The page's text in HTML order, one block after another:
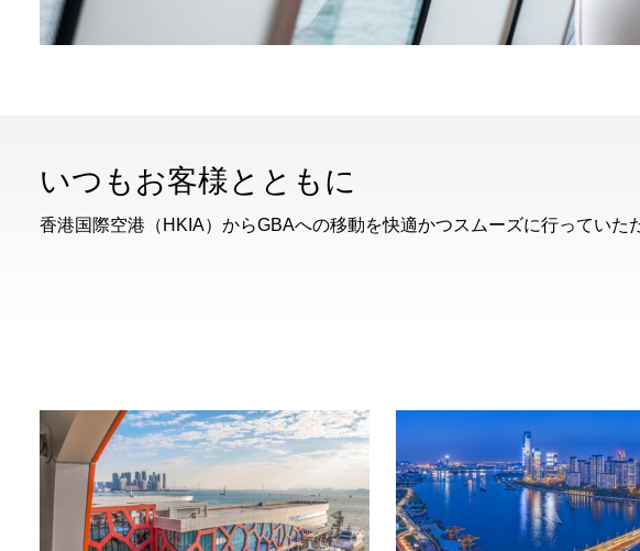
いつもお客様とともに
香港国際空港（HKIA）からGBAへの移動を快適かつスムーズに行ってい